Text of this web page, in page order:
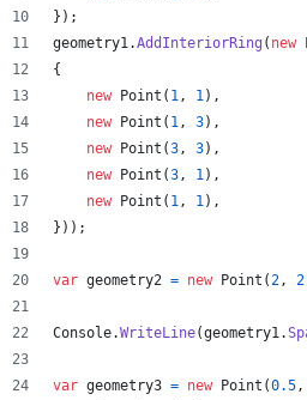
} ) ;
geometry1.AddInteriorRing ( new
{
new
Point ( 1, 1) ,
new
Point ( 1, 3) ,
new
Point (3, 3) ,
new
Point (3, 1) ,
new
Point ( 1, 1) ,
} ) ) ;
var geometry2 = new Point (2, 2
Console.WriteLine(geometry1.
var geometry3 = new Point (0.5,